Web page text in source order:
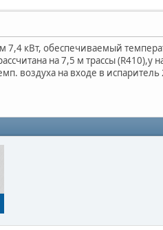
7,4 кВт, обеспечиваемый
на 7,5 м трассы (R410),у
воздуха на входе в испаритель